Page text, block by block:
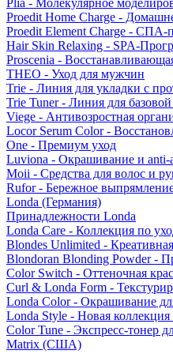
Plia - Молекулярное
Proedit Home Charge -
Proedit Element Charge - СПА-
Hair Skin Relaxing - SPA-
Proscenia -
THEO - Уход для мужчин
Trie - Линия для укладки с
Trie Tuner - Линия для
Viege - Антивозростная
Locor Serum Color -
One - Премиум уход
Luviona - Окрашивание и anti-
Moii - Средства для волос и
Rufor - Бережное
Londa (Германия)
Принадлежности Londa
Londa Care - Коллекция по
Blondes Unlimited -
Blondoran Blonding Powder -
Color Switch - Оттеночная
Curl & Londa Form -
Londa Color - Окрашивание
Londa Style - Новая коллекция
Color Tune - Экспресс-тонер
Matrix (США)